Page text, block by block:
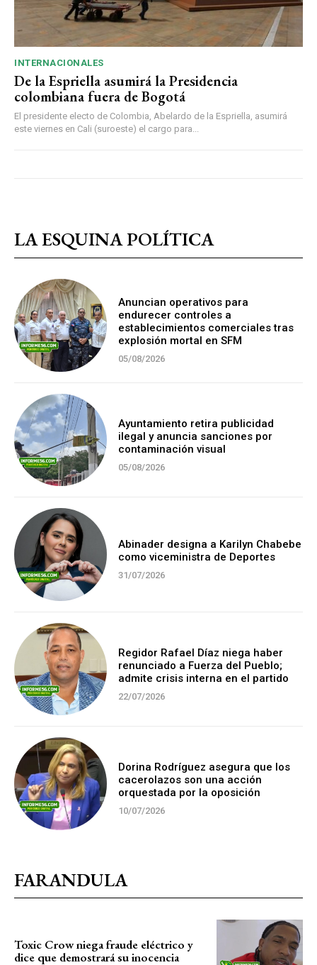
INTERNACIONALES
De la Espriella asumirá la Presidencia
colombiana fuera de Bogotá
El presidente electo de Colombia, Abelardo de la Espriella, asumirá
este viernes en Cali (suroeste) el cargo para...
LA ESQUINA POLÍTICA
Anuncian operativos para
endurecer controles a
establecimientos comerciales tras
explosión mortal en SFM
05/08/2026
Ayuntamiento retira publicidad
ilegal y anuncia sanciones por
contaminación visual
05/08/2026
Abinader designa a Karilyn Chabebe
como viceministra de Deportes
31/07/2026
Regidor Rafael Díaz niega haber
renunciado a Fuerza del Pueblo;
admite crisis interna en el partido
22/07/2026
Dorina Rodríguez asegura que los
cacerolazos son una acción
orquestada por la oposición
10/07/2026
FARANDULA
Toxic Crow niega fraude eléctrico y
dice que demostrará su inocencia